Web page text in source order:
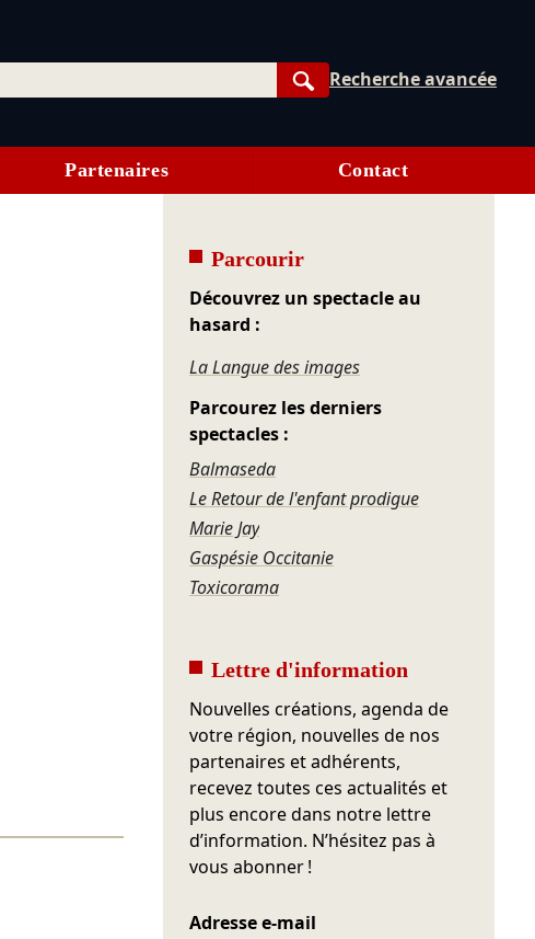
Rechercher
Recherche avancée
Partenaires Contact
Parcourir
Découvrez un spectacle au
hasard :
La Langue des images
Parcourez les derniers
spectacles :
Balmaseda
Le Retour de l'enfant prodigue
Marie Jay
Gaspésie Occitanie
Toxicorama
Lettre d'information
Nouvelles créations, agenda de
votre région, nouvelles de nos
partenaires et adhérents,
recevez toutes ces actualités et
plus encore dans notre lettre
d’information. N’hésitez pas à
vous abonner !
Adresse e-mail